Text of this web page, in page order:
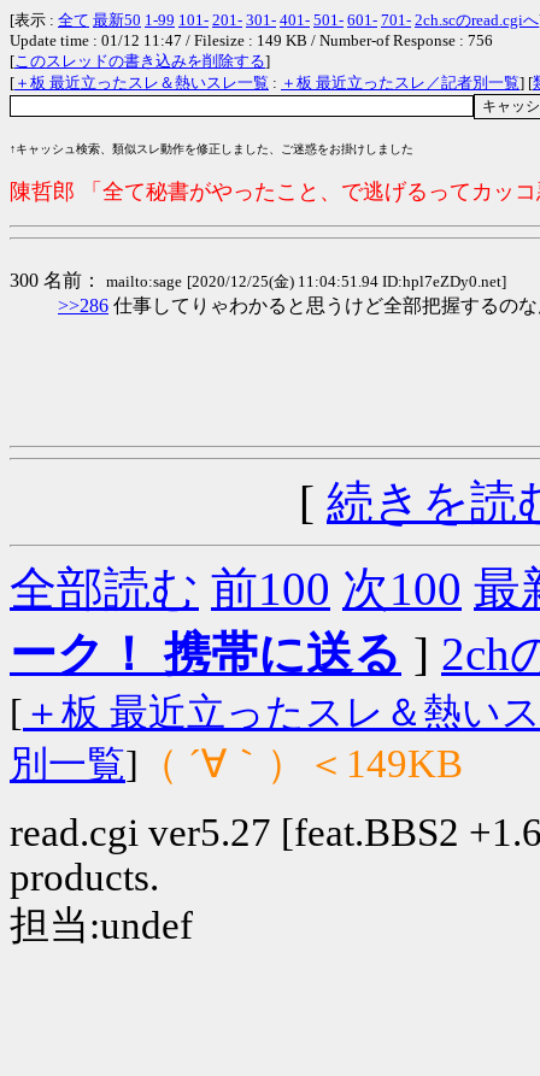
[表示 : 全て 最新50 1-99 101- 201- 301- 401- 501- 601- 701- 2ch.scのread.cgiへ
Update time : 01/12 11:47 / Filesize : 149 KB / Number-of Response : 756
[このスレッドの書き込みを削除する]
[ ＋板 最近立ったスレ＆熱いスレ一覧 : ＋板 最近立ったスレ／記者別一覧] [
↑キャッシュ検索、類似スレ動作を修正しました、ご迷惑をお掛けしました
陳哲郎 「全て秘書がやったこと、で逃げるってカッ
300 名前： mailto:sage [2020/12/25(金) 11:04:51.94 ID:hpl7eZDy0.net]
>>286 仕事してりゃわかると思うけど全部把握するの
[ 続きを読
全部読む 前100 次100 最
ーク！ 携帯に送る ] 2ch
[ ＋板 最近立ったスレ＆熱い
別一覧] （ ´∀｀）＜149KB
read.cgi ver5.27 [feat.BBS2
products.
担当:undef